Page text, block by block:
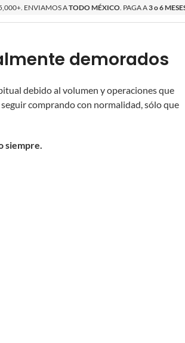
demorados
debido al volumen y operaciones que
comprando con normalidad, sólo que
siempre.
ENVIAMOS ATODO MÉXICO . PAGA A3 o 6
NUEVOSPROMOCIONES